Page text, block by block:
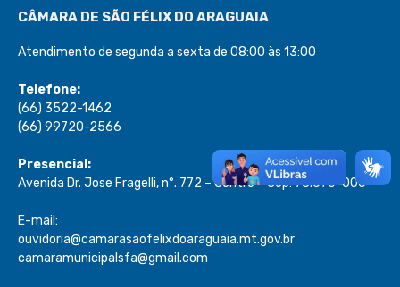
CÂMARA DE SÃO FÉLIX DO ARAGUAIA
Atendimento de segunda a sexta de 08:00 às 13:00
Telefone:
(66) 3522-1462
(66) 99720-2566
Presencial:
Avenida Dr. Jose Fragelli, n°. 772 – Centro – Cep: 78.670-000
E-mail:
ouvidoria@camarasaofelixdoaraguaia.mt.gov.br
camaramunicipalsfa@gmail.com